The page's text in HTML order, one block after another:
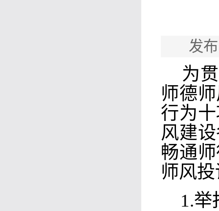
发
为
师德
行为
风建
畅通
师风
1.举